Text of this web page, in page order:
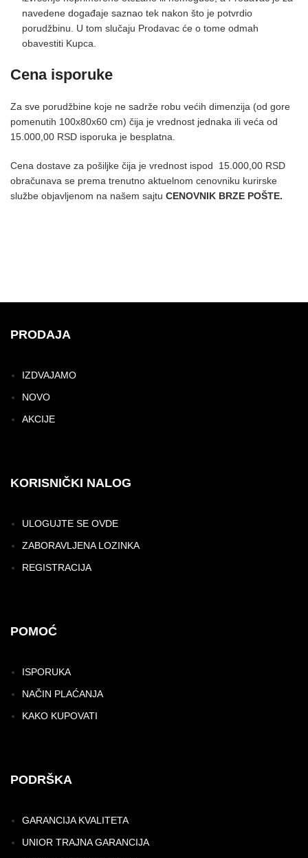
navedene događaje saznao tek nakon što je potvrdio
porudžbinu. U tom slučaju Prodavac će o tome odmah
obavestiti Kupca.
Cena isporuke
Za sve porudžbine koje ne sadrže robu većih dimenzija (od gore
pomenutih 100x80x60 cm) čija je vrednost jednaka ili veća od
15.000,00 RSD isporuka je besplatna.
Cena dostave za pošiljke čija je vrednost ispod 15.000,00 RSD
obračunava se prema trenutno aktuelnom cenovniku kurirske
službe objavljenom na našem sajtu CENOVNIK BRZE POŠTE.
PRODAJA
IZDVAJAMO
NOVO
AKCIJE
KORISNIČKI NALOG
ULOGUJTE SE OVDE
ZABORAVLJENA LOZINKA
REGISTRACIJA
POMOĆ
ISPORUKA
NAČIN PLAĆANJA
KAKO KUPOVATI
PODRŠKA
GARANCIJA KVALITETA
UNIOR TRAJNA GARANCIJA